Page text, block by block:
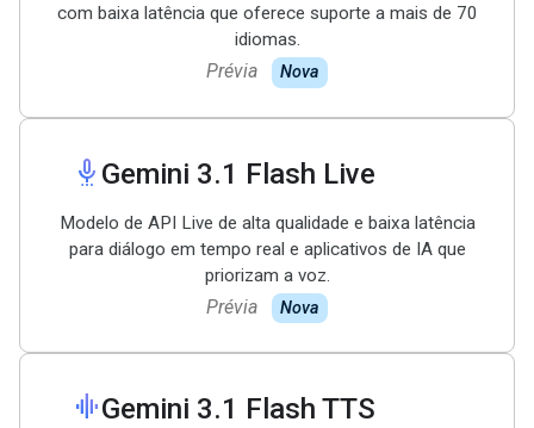
com baixa latência que oferece suporte a mais de 70
idiomas.
Prévia Nova
settings_voice Gemini 3.1 Flash Live
Modelo de API Live de alta qualidade e baixa latência
para diálogo em tempo real e aplicativos de IA que
priorizam a voz.
Prévia Nova
graphic_eqGemini 3.1 Flash TTS